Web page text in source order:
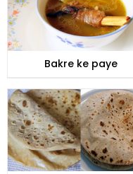
Bakre ke paye